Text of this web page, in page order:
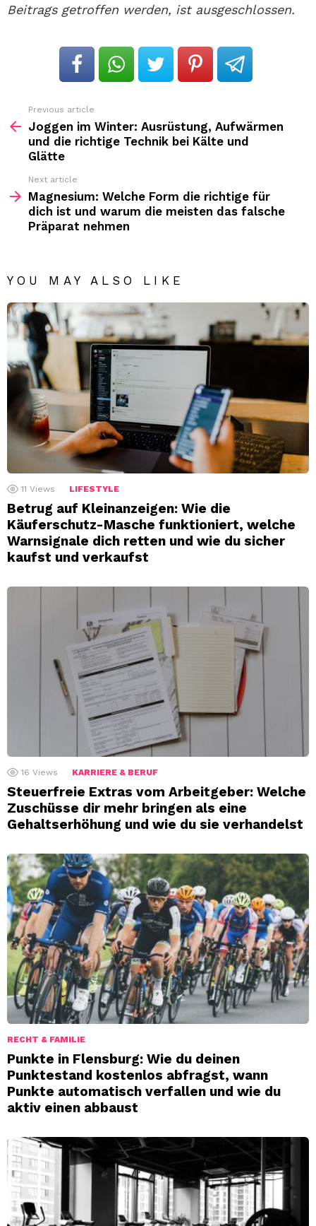
Beitrags getroffen werden, ist ausgeschlossen.
more
Previous article
Joggen im Winter: Ausrüstung, Aufwärmen
und die richtige Technik bei Kälte und
Glätte
Next article
Magnesium: Welche Form die richtige für
dich ist und warum die meisten das falsche
Präparat nehmen
YOU MAY ALSO LIKE
11 Views LIFESTYLE
Betrug auf Kleinanzeigen: Wie die
Käuferschutz-Masche funktioniert, welche
Warnsignale dich retten und wie du sicher
kaufst und verkaufst
16 Views KARRIERE & BERUF
Steuerfreie Extras vom Arbeitgeber: Welche
Zuschüsse dir mehr bringen als eine
Gehaltserhöhung und wie du sie verhandelst
RECHT & FAMILIE
Punkte in Flensburg: Wie du deinen
Punktestand kostenlos abfragst, wann
Punkte automatisch verfallen und wie du
aktiv einen abbaust